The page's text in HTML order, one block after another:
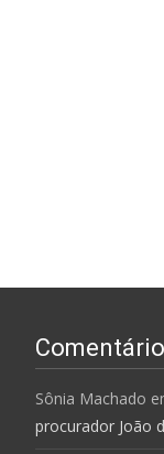
Sônia Machado
procurador João